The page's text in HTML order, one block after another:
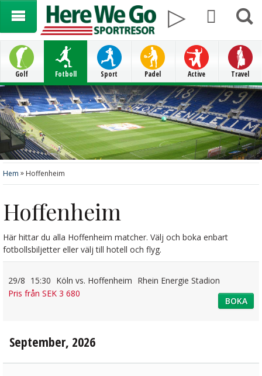
Golf Fotboll Sport Padel Active Travel
Hem » Hoffenheim
Hoffenheim
Här hittar du alla Hoffenheim matcher. Välj och boka enbart
fotbollsbiljetter eller välj till hotell och flyg.
29/8 15:30 Köln vs. Hoffenheim Rhein Energie Stadion
Pris från SEK 3 680
BOKA
September, 2026